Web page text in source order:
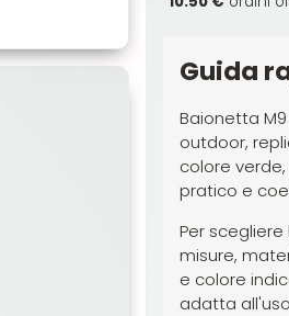
Guida
Baionetta
outdoor,
colore
pratico e
Per
misure,
e colore
adatta